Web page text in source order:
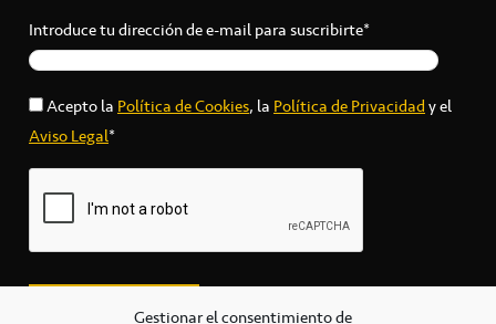
Gestionar el consentimiento de
Introduce tu dirección de e-mail para suscribirte*
Acepto laPolítica de Cookies, laPolítica de Privacidady el
Aviso Legal*